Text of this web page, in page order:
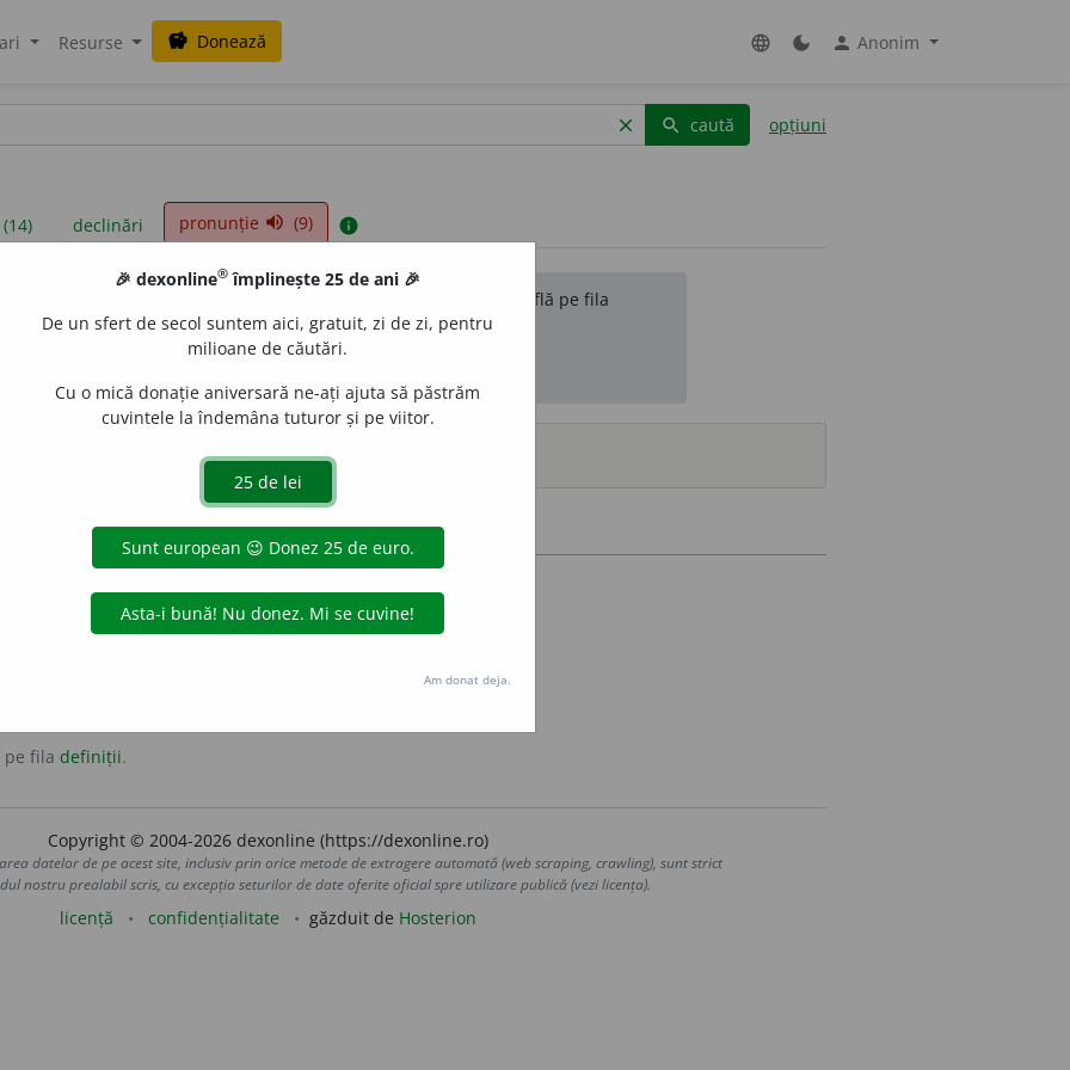
Resurse savings Donează language dark_mode person Anonim
clear search caută opțiuni
declinări pronunție volume_up (9) info
sunt compilate de echipa dexonline. Definițiile originale se află pe fila
reordona filele pe pagina depreferințe.
surse
parfumat înmiresmat
pe fila definiții.
Copyright © 2004-2026 dexonline (https://dexonline.ro)
datelor de pe acest site, inclusiv prin orice metode de extragere automată (web scraping, crawling), sunt strict
nostru prealabil scris, cu excepția seturilor de date oferite oficial spre utilizare publică (vezi licența).
licență confidențialitate găzduit de Hosterion
🎉 dexonline® împlinește 25 de ani 🎉
De un sfert de secol suntem aici, gratuit, zi de zi, pentru
milioane de căutări.
Cu o mică donație aniversară ne-ați ajuta să păstrăm
cuvintele la îndemâna tuturor și pe viitor.
Am donat deja.